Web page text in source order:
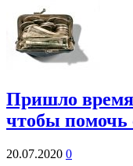
Пришло
чтобы помочь
20.07.2020 0